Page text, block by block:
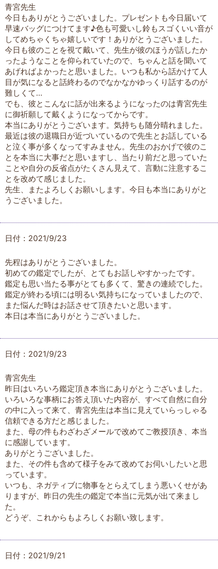
青宮先生
今日もありがとうございました。プレゼントも今日届いて
早速バッグにつけてます♪色も可愛いし鈴もスゴくいい音が
してめちゃくちゃ嬉しいです！ありがとうございました。
今日も彼のことを視て戴いて、先生が彼のほうが話したか
ったようなことを仰られていたので、ちゃんと話を聞いて
あげればよかったと思いました。いつも私から話かけて人
目が気になると話終わるのでなかなかゆっくり話するのが
難しくて…
でも、彼とこんなに話が出来るようになったのは青宮先生
に御祈願して戴くようになってからです。
本当にありがとうございます。気持ちも随分晴れました。
最近は彼の退職日が近づいているので先生とお話している
と泣く事が多くなってすみません。先生のおかげで彼のこ
とを本当に大事だと思いますし、当たり前だと思っていた
ことや自分の反省点がたくさん見えて、言動に注意するこ
とを改めて感じました。
先生、またよろしくお願いします。今日も本当にありがと
うございました。
日付：2021/9/23
先程はありがとうございました。
初めての鑑定でしたが、とてもお話しやすかったです。
鑑定も思い当たる事がとても多くて、驚きの連続でした。
鑑定が終わる頃には明るい気持ちになっていましたので、
また悩んだ時はお話させて頂きたいと思います。
本日は本当にありがとうございました。
日付：2021/9/23
青宮先生
昨日はいろいろ鑑定頂き本当にありがとうございました。
いろいろな事柄にお答え頂いた内容が、すべて自然に自分
の中に入って来て、青宮先生は本当に見えていらっしゃる
信頼できる方だと感じました。
また、母の件もわざわざメールで改めてご教授頂き、本当
に感謝しています。
ありがとうございました。
また、その件も含めて様子をみて改めてお伺いしたいと思
っています。
いつも、ネガティブに物事をとらえてしまう悪いくせがあ
りますが、昨日の先生の鑑定で本当に元気が出て来まし
た。
どうぞ、これからもよろしくお願い致します。
日付：2021/9/21